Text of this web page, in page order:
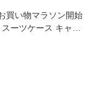
買い物マラソン開始
ーツケース キャス
ャスターカバー 2本
り付け 静音 キャ
ート 車輪カバー
個